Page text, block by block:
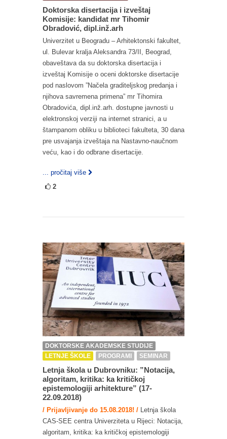
Doktorska disertacija i izveštaj
Komisije: kandidat mr Tihomir
Obradović, dipl.inž.arh
Univerzitet u Beogradu – Arhitektonski fakultet,
ul. Bulevar kralja Aleksandra 73/II, Beograd,
obaveštava da su doktorska disertacija i
izveštaj Komisije o oceni doktorske disertacije
pod naslovom ”Načela graditeljskog predanja i
njihova savremena primena” mr Tihomira
Obradovića, dipl.inž.arh. dostupne javnosti u
elektronskoj verziji na internet stranici, a u
štampanom obliku u biblioteci fakulteta, 30 dana
pre usvajanja izveštaja na Nastavno-naučnom
veću, kao i do odbrane disertacije.
... pročitaj više
2
DOKTORSKE AKADEMSKE STUDIJE
LETNJE ŠKOLE
PROGRAMI SEMINAR
Letnja škola u Dubrovniku: ”Notacija,
algoritam, kritika: ka kritičkoj
epistemologiji arhitekture” (17-
22.09.2018)
/ Prijavljivanje do 15.08.2018! / Letnja škola
CAS-SEE centra Univerziteta u Rijeci: Notacija,
algoritam, kritika: ka kritičkoj epistemologiji